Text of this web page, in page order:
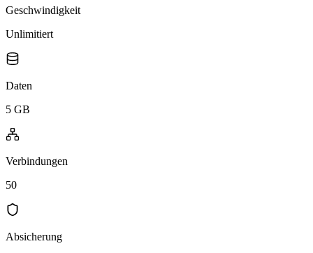
Geschwindigkeit
Unlimitiert
Daten
5 GB
Verbindungen
50
Absicherung